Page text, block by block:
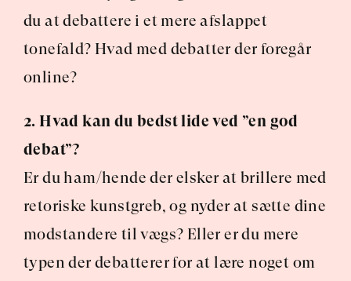
du at debattere i et mere afslappet
tonefald? Hvad med debatter der foregår
online?
2. Hvad kan du bedst lide ved ”en god
debat”?
Er du ham/hende der elsker at brillere med
retoriske kunstgreb, og nyder at sætte dine
modstandere til vægs? Eller er du mere
typen der debatterer for at lære noget om